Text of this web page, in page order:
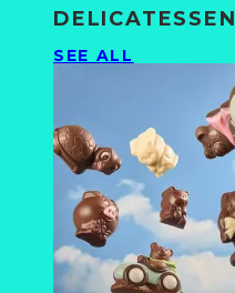
DELICATESSEN
SEE ALL